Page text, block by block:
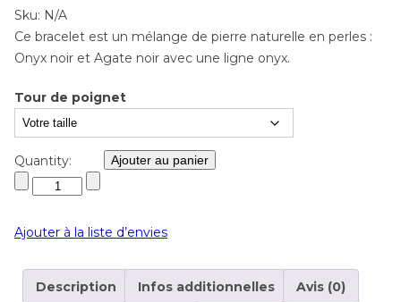
Sku: N/A
Ce bracelet est un mélange de pierre naturelle en perles :
Onyx noir et Agate noir avec une ligne onyx.
Tour de poignet
Quantity: Ajouter au panier
Ajouter à la liste d’envies
Description Infos additionnelles Avis (0)